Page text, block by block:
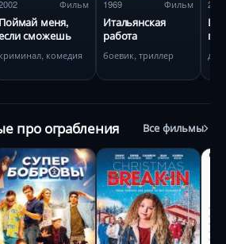
Фильм
Поймай меня,
сможешь
криминал, комедия
1969 Фильм
Итальянская
работа
боевик, триллер
2015
про ограбления Все фильмы